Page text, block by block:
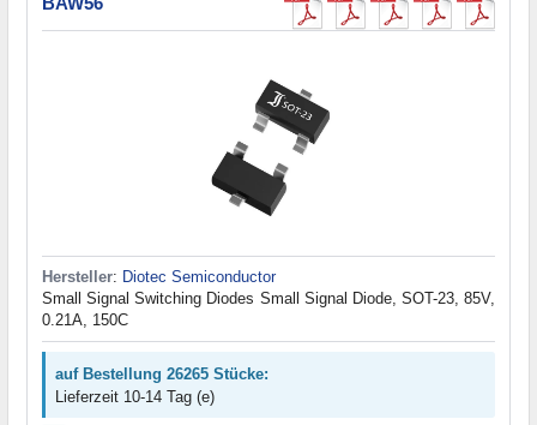
Hersteller: Diotec Semiconductor
Small Signal Switching Diodes Small Signal Diode, SOT-23, 85V,
0.21A, 150C
auf Bestellung 26265 Stücke:
Lieferzeit 10-14 Tag (e)